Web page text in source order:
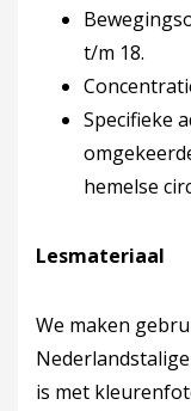
t/m 18.
Specifieke
hemelse
Lesmateriaal
We maken
is met